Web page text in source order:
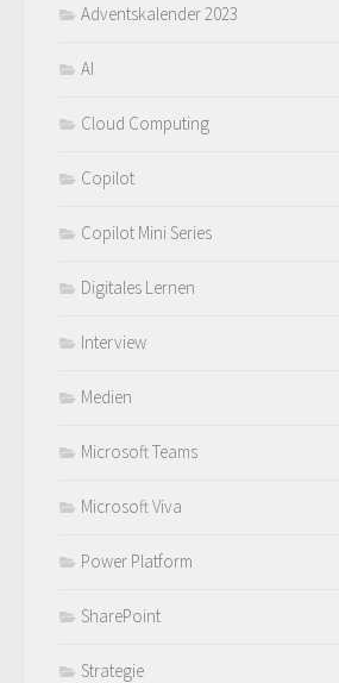
Adventskalender 2023
AI
Cloud Computing
Copilot
Copilot Mini Series
Digitales Lernen
Interview
Medien
Microsoft Teams
Microsoft Viva
Power Platform
SharePoint
Strategie